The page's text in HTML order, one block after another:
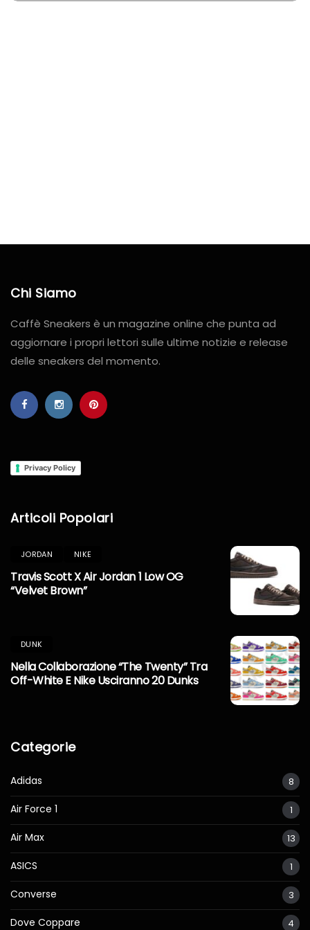
Chi Siamo
Caffè Sneakers è un magazine online che punta ad
aggiornare i propri lettori sulle ultime notizie e release
delle sneakers del momento.
Privacy Policy
Articoli Popolari
JORDAN NIKE
Travis Scott X Air Jordan 1 Low OG
“Velvet Brown”
DUNK
Nella Collaborazione “The Twenty” Tra
Off-White E Nike Usciranno 20 Dunks
Categorie
Adidas 8
Air Force 1 1
Air Max 13
ASICS 1
Converse 3
Dove Coppare 4